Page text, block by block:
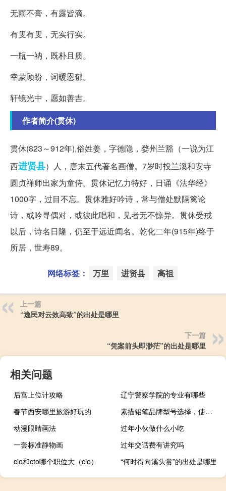
无雨不膏，有露皆滴。
有叟有叟，无实行实。
一瓶一衲，既朴且质。
幸蒙顾盼，词暖恩郁。
轩镜光中，愿如善吉。
作者简介(贯休)
贯休(823～912年),俗姓姜，字德隐，婺州兰豁（一说为江
西进贤县）人，唐末五代著名画僧。7岁时投兰溪和安寺
圆贞禅师出家为童侍。贯休记忆力特好，日诵《法华经》
1000字，过目不忘。贯休雅好吟诗，常与僧处默隔篱论
诗，或吟寻偶对，或彼此唱和，见者无不惊异。贯休受戒
以后，诗名日隆，仍至于远近闻名。乾化二年(915年)终于
所居，世寿89。
网络标签： 万里 进贤县 高祖
上一篇
“逸民对云效高致”的出处是哪里
下一篇
“凭案前头即渺茫”的出处是哪里
相关问题
后宫上位计攻略
辽宁警察学院的专业有哪些
春节西安哪里旅游好玩的
素描铅笔品牌型号选择，使用方法教程介绍
动漫眼睛画法
过年小伙做什么小吃
一套标准静物画
过年交话费有讲究吗
cio和cto哪个职位大（cio）
“何时得向溪头赏”的出处是哪里